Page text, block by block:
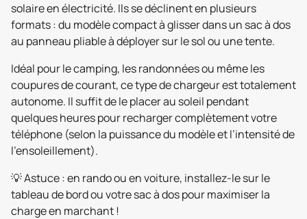
solaire en électricité. Ils se déclinent en plusieurs
formats : du modèle compact à glisser dans un sac à dos
au panneau pliable à déployer sur le sol ou une tente.
Idéal pour le camping, les randonnées ou même les
coupures de courant, ce type de chargeur est totalement
autonome. Il suffit de le placer au soleil pendant
quelques heures pour recharger complètement votre
téléphone (selon la puissance du modèle et l’intensité de
l’ensoleillement).
💡 Astuce : en rando ou en voiture, installez-le sur le
tableau de bord ou votre sac à dos pour maximiser la
charge en marchant !